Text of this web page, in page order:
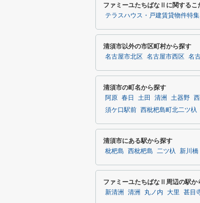
ファミーユたちばなⅡに関するこ
テラスハウス・戸建賃貸物件特集
清須市以外の市区町村から探す
名古屋市北区 名古屋市西区 名
清須市の町名から探す
阿原 春日 土田 清洲 土器野
須ケ口駅前
西枇杷島町北二ツ杁
清須市にある駅から探す
枇杷島 西枇杷島 二ツ杁 新川橋
ファミーユたちばなⅡ周辺の駅か
新清洲 清洲 丸ノ内 大里 甚目